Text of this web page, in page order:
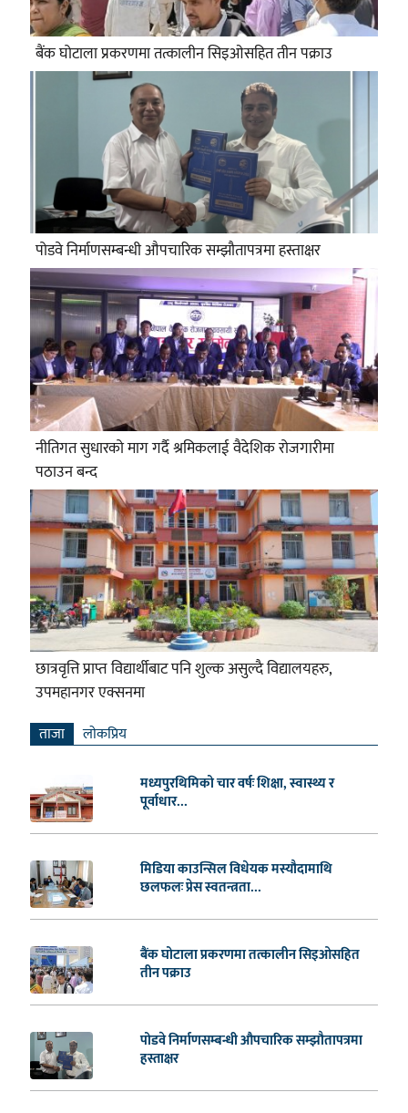
बैंक घोटाला प्रकरणमा तत्कालीन सिइओसहित तीन पक्राउ
पोडवे निर्माणसम्बन्धी औपचारिक सम्झौतापत्रमा हस्ताक्षर
नीतिगत सुधारको माग गर्दै श्रमिकलाई वैदेशिक रोजगारीमा
पठाउन बन्द
छात्रवृत्ति प्राप्त विद्यार्थीबाट पनि शुल्क असुल्दै विद्यालयहरु,
उपमहानगर एक्सनमा
ताजा लाेकप्रिय
मध्यपुरथिमिको चार वर्षः शिक्षा, स्वास्थ्य र
पूर्वाधार...
मिडिया काउन्सिल विधेयक मस्यौदामाथि
छलफलः प्रेस स्वतन्त्रता...
बैंक घोटाला प्रकरणमा तत्कालीन सिइओसहित
तीन पक्राउ
पोडवे निर्माणसम्बन्धी औपचारिक सम्झौतापत्रमा
हस्ताक्षर